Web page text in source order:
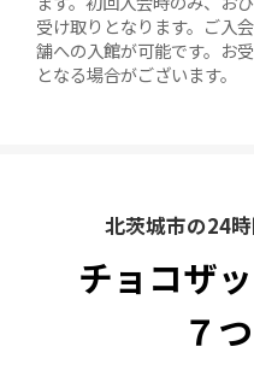
受け取りとなります。ご入
舗への入館が可能です。お
となる場合がございます。
北茨城市の24
チョコザ
７